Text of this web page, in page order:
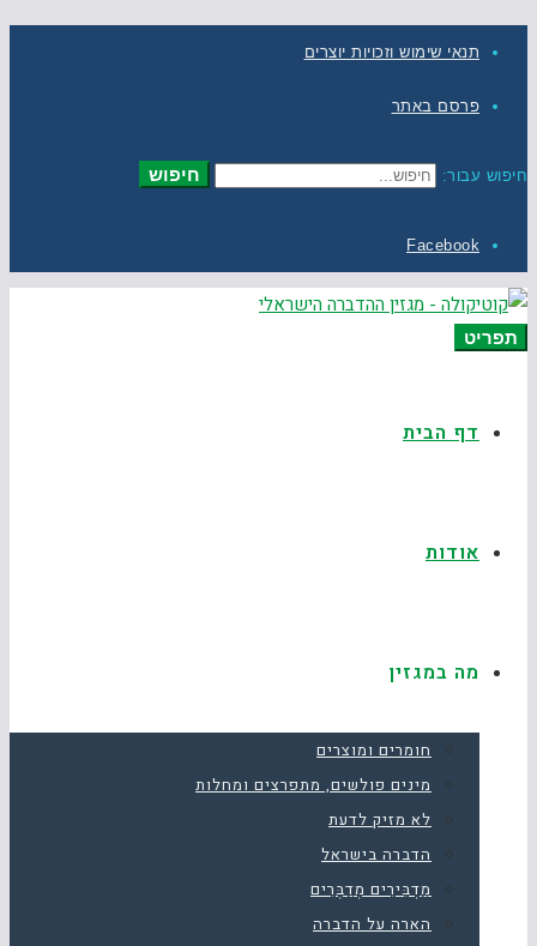
תנאי שימוש וזכויות יוצרים
פרסם באתר
חיפוש עבור: חיפוש
Facebook
תפריט
דף הבית
אודות
מה במגזין
חומרים ומוצרים
מינים פולשים, מתפרצים ומחלות
לא מזיק לדעת
הדברה בישראל
מַדְבִּירִים מְדַבְּרִים
הארה על הדברה